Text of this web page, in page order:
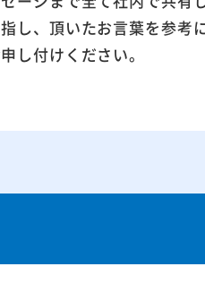
し、頂いたお言葉を参考
し付けください。